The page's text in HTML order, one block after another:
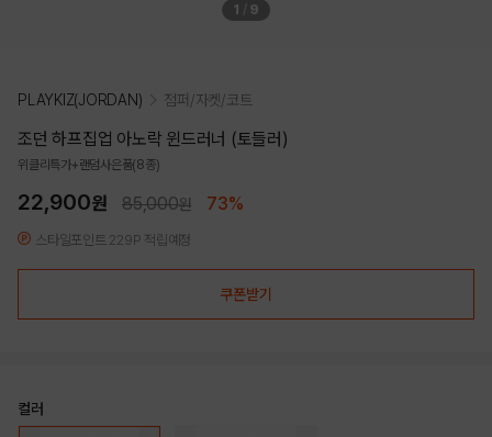
1 / 9
PLAYKIZ(JORDAN) 점퍼/자켓/코트
조던 하프집업 아노락 윈드러너 (토들러)
위클리특가+랜덤사은품(8종)
22,900원 85,000원 73%
스타일포인트 229P 적립예정
쿠폰받기
컬러